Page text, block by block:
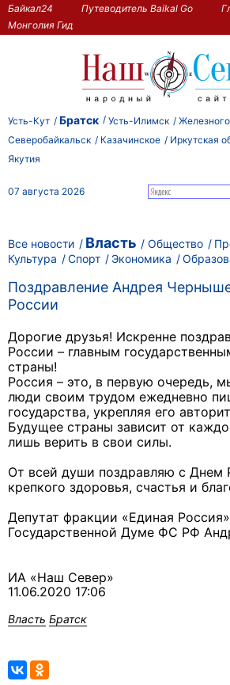
Байкал24 Путеводитель Baikal Go
Монголия Гид
Усть-Кут Братск Усть-Илимск
Северобайкальск
Казачинское Иркутская
Якутия
07 августа 2026
Все новости Власть Общество
Культура
Спорт Экономика
Поздравление Андрея
России
Дорогие друзья! Искренне
России – главным
страны!
Россия – это, в первую очередь,
люди своим трудом ежедневно
государства, укрепляя его
Будущее страны зависит от
лишь верить в свои силы.
От всей души поздравляю с Днем
крепкого здоровья, счастья и
Депутат фракции «Единая
Государственной Думе ФС РФ
ИА «Наш Север»
11.06.2020 17:06
Власть Братск